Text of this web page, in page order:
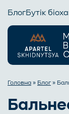
БлогБутік
Головна » Блог»